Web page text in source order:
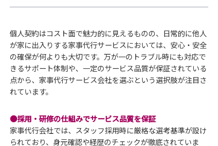
個人契約はコスト面で魅力的に見えるものの、日常的に他人
が家に出入りする家事代行サービスにおいては、安心・安全
の確保が何よりも大切です。万が一のトラブル時にも対応で
きるサポート体制や、一定のサービス品質が保証されている
点から、家事代行サービス会社を選ぶという選択肢が注目さ
れています。
●採用・研修の仕組みでサービス品質を保証
家事代行会社では、スタッフ採用時に厳格な選考基準が設け
られており、身元確認や経歴のチェックが徹底されていま